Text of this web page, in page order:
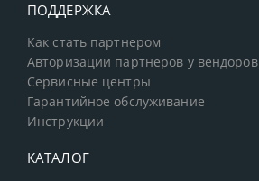
ПОДДЕРЖКА
Как стать партнером
Авторизации партнеров у вендоров
Сервисные центры
Гарантийное обслуживание
Инструкции
КАТАЛОГ